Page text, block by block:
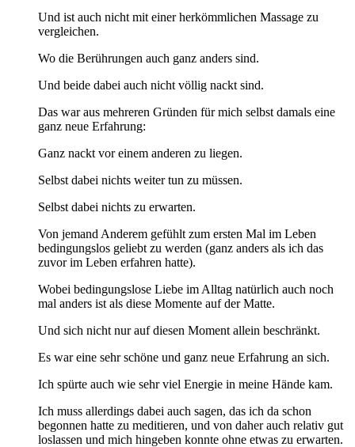
Und ist auch nicht mit einer herkömmlichen Massage zu
vergleichen.
Wo die Berührungen auch ganz anders sind.
Und beide dabei auch nicht völlig nackt sind.
Das war aus mehreren Gründen für mich selbst damals eine
ganz neue Erfahrung:
Ganz nackt vor einem anderen zu liegen.
Selbst dabei nichts weiter tun zu müssen.
Selbst dabei nichts zu erwarten.
Von jemand Anderem gefühlt zum ersten Mal im Leben
bedingungslos geliebt zu werden (ganz anders als ich das
zuvor im Leben erfahren hatte).
Wobei bedingungslose Liebe im Alltag natürlich auch noch
mal anders ist als diese Momente auf der Matte.
Und sich nicht nur auf diesen Moment allein beschränkt.
Es war eine sehr schöne und ganz neue Erfahrung an sich.
Ich spürte auch wie sehr viel Energie in meine Hände kam.
Ich muss allerdings dabei auch sagen, das ich da schon
begonnen hatte zu meditieren, und von daher auch relativ gut
loslassen und mich hingeben konnte ohne etwas zu erwarten.